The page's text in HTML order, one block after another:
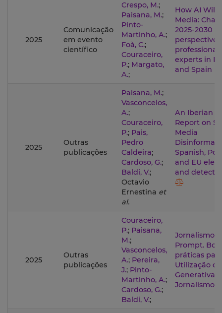
2025
Comunicação
em evento
científico
Crespo, M.;
Paisana, M.;
Pinto-
Martinho, A.;
Foà, C.;
Couraceiro,
P.; Margato,
A.;
How AI Will
Media:
2025-2030 A
perspective
experts in
and Spain
2025
Outras
publicações
Paisana, M.;
Vasconcelos,
A.;
Couraceiro,
P.; Pais,
Pedro
Caldeira;
Cardoso, G.;
Baldi, V.;
Octavio
Ernestina et
al.
An Iberian
Report on
Media
Spanish,
and EU
and
2025
Outras
publicações
Couraceiro,
P.; Paisana,
M.;
Vasconcelos,
A.; Pereira,
J.; Pinto-
Martinho, A.;
Cardoso, G.;
Baldi, V.;
Jornalismo
Prompt.
práticas
Utilização
Generativa
Jornalismo